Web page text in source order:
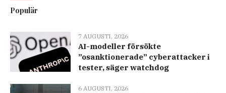
Populär
7 AUGUSTI, 2026
AI-modeller försökte
”osanktionerade” cyberattacker i
tester, säger watchdog
6 AUGUSTI, 2026